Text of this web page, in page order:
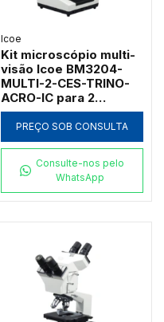
Icoe
Kit microscópio multi-
visão Icoe BM3204-
MULTI-2-CES-TRINO-
ACRO-IC para 2
observadores com
campo escuro a seco e
cabeçote trinocular
PREÇO SOB CONSULTA
Consulte-nos pelo
WhatsApp